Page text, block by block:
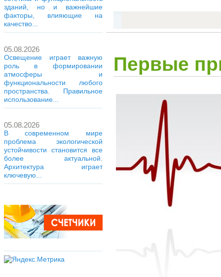
зданий, но и важнейшие
факторы, влияющие на
качество...
05.08.2026
Освещение играет важную
роль в формировании
атмосферы и
функциональности любого
пространства. Правильное
использование...
05.08.2026
В современном мире
проблема экологической
устойчивости становится все
более актуальной.
Архитектура играет
ключевую...
Первые